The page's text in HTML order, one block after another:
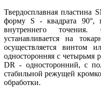
Твердосплавная пластина
форму S - квадрата 90°,
внутреннего
устанавливается на
осуществляется винтом
односторонняя с
DR - односторонний, с
стабильной режущей
обработки.